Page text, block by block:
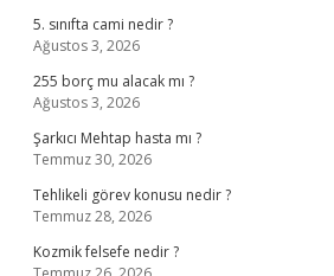
5. sınıfta cami nedir ?
Ağustos 3, 2026
255 borç mu alacak mı ?
Ağustos 3, 2026
Şarkıcı Mehtap hasta mı ?
Temmuz 30, 2026
Tehlikeli görev konusu nedir ?
Temmuz 28, 2026
Kozmik felsefe nedir ?